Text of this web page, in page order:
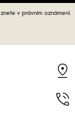
v právním oznámení.
pin_drop
phone_in_talk